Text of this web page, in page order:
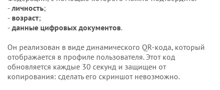
- личность;
- возраст;
- данные цифровых документов.
Он реализован в виде динамического QR-кода, который
отображается в профиле пользователя. Этот код
обновляется каждые 30 секунд и защищен от
копирования: сделать его скриншот невозможно.